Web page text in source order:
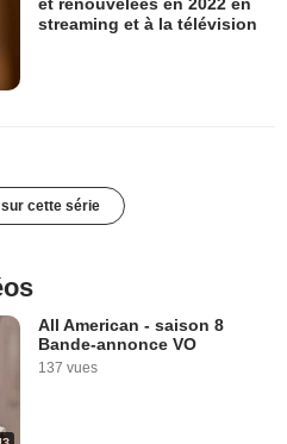
et renouvelées en 2022 en
streaming et à la télévision
cette série
All American - saison 8
Bande-annonce VO
137 vues